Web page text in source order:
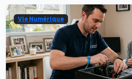
Vie Numérique